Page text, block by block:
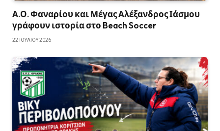
Α.Ο. Φαναρίου και Μέγας Αλέξανδρος Ιάσμου
γράφουν ιστορία στο Beach Soccer
22 ΙΟΥΛΊΟΥ 2026